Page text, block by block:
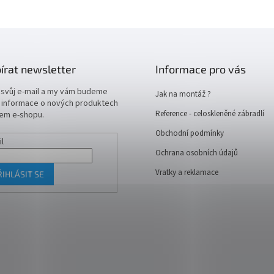
newsletter
e-mail a my vám budeme
o nových produktech
e-shopu.
SE
Informace pro vás
Jak na montáž ?
Reference - celoskleněné zábradlí
Obchodní podmínky
Ochrana osobních údajů
Vratky a reklamace